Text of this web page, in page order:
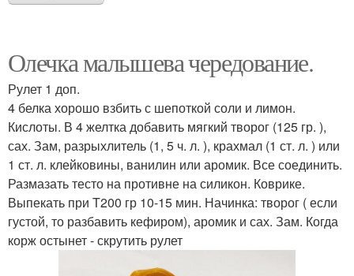
Олечка малышева чередование.
Рулет 1 доп.
4 белка хорошо взбить с шепоткой соли и лимон.
Кислоты. В 4 желтка добавить мягкий творог (125 гр. ),
сах. Зам, разрыхлитель (1, 5 ч. л. ), крахмал (1 ст. л. ) или
1 ст. л. клейковины, ванилин или аромик. Все соединить.
Размазать тесто на противне на силикон. Коврике.
Выпекать при T200 гр 10-15 мин. Начинка: творог ( если
густой, то разбавить кефиром), аромик и сах. Зам. Когда
корж остынет - скрутить рулет